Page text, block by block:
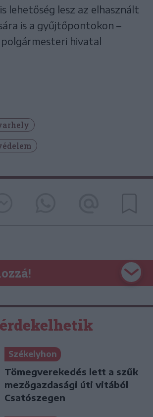
lehetőség lesz az elhasznált
is a gyűjtőpontokon –
hivatal
Székelyhon
Tömegverekedés lett a szűk
mezőgazdasági úti vitából
Csatószegen